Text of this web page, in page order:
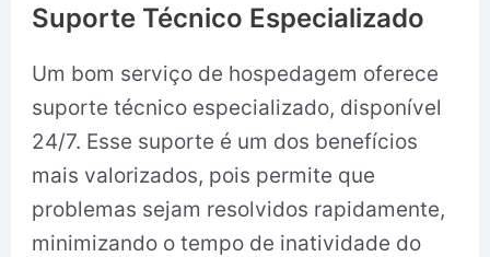
Suporte Técnico Especializado
Um bom serviço de hospedagem oferece
suporte técnico especializado, disponível
24/7. Esse suporte é um dos benefícios
mais valorizados, pois permite que
problemas sejam resolvidos rapidamente,
minimizando o tempo de inatividade do